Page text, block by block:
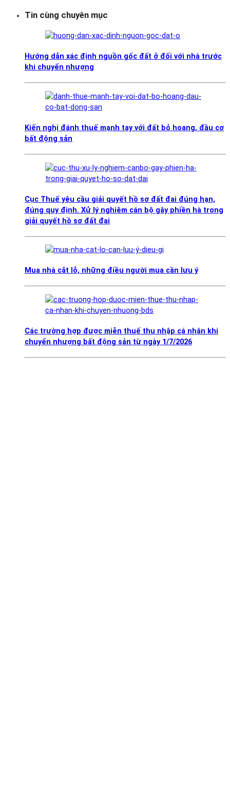
Tin cùng chuyên mục
Hướng dẫn xác định nguồn gốc đất ở đối với nhà trước
khi chuyển nhượng
Kiến nghị đánh thuế mạnh tay với đất bỏ hoang, đầu cơ
bất động sản
Cục Thuế yêu cầu giải quyết hồ sơ đất đai đúng hạn,
đúng quy định. Xử lý nghiêm cán bộ gây phiền hà trong
giải quyết hồ sơ đất đai
Mua nhà cắt lỗ, những điều người mua cần lưu ý
Các trường hợp được miễn thuế thu nhập cá nhân khi
chuyển nhượng bất động sản từ ngày 1/7/2026